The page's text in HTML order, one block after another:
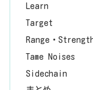
Learn
Target
Range・
Tame Noises
Sidechain